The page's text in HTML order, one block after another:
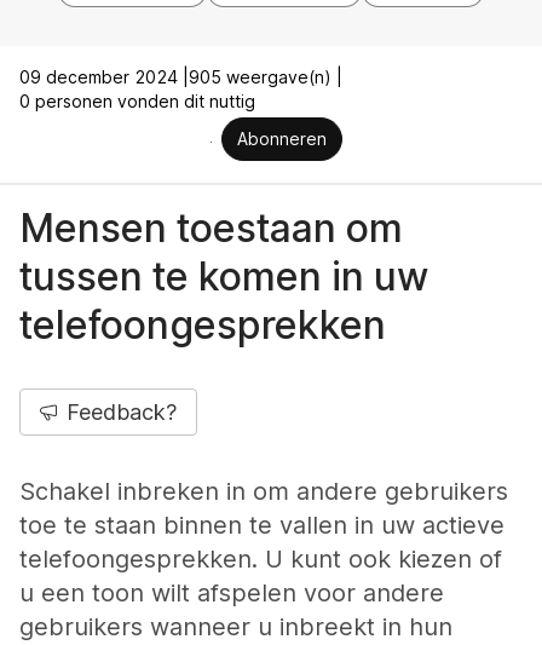
09 december 2024 | 905 weergave(n) |
0 personen vonden dit nuttig
Abonneren
Mensen toestaan om
tussen te komen in uw
telefoongesprekken
Feedback?
Schakel inbreken in om andere gebruikers
toe te staan binnen te vallen in uw actieve
telefoongesprekken. U kunt ook kiezen of
u een toon wilt afspelen voor andere
gebruikers wanneer u inbreekt in hun